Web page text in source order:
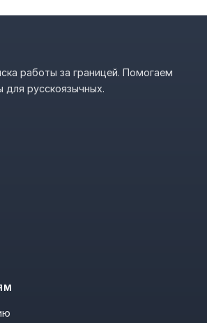
работы за границей. Помогаем
для русскоязычных.